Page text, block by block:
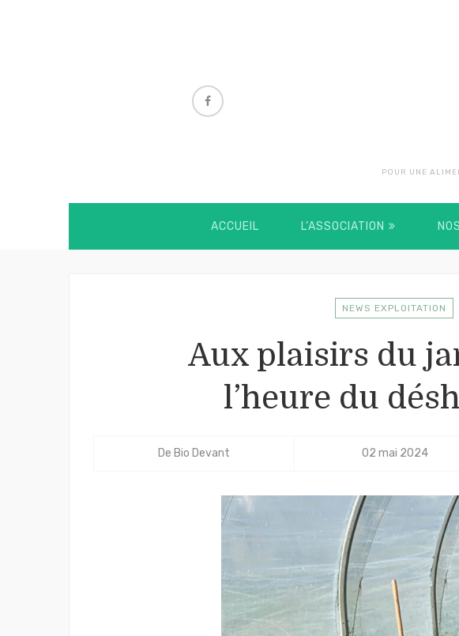
POUR UNE
ACCUEIL L’ASSOCIATION
NEWS EXPLOITATION
Aux plaisirs du
l’heure du
De Bio Devant 02 mai 2024